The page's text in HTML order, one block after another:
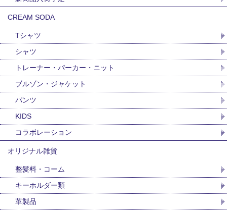
CREAM SODA
Tシャツ
シャツ
トレーナー・パーカー・ニット
ブルゾン・ジャケット
パンツ
KIDS
コラボレーション
オリジナル雑貨
整髪料・コーム
キーホルダー類
革製品